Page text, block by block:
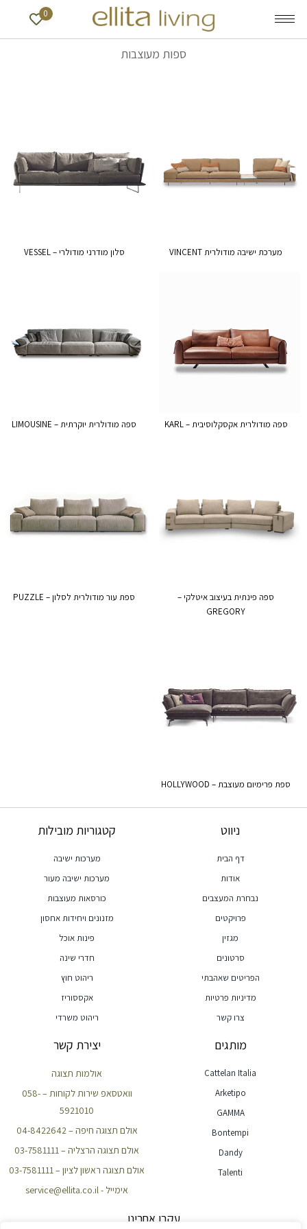
0
ספות מעוצבות
מערכת ישיבה מודולרית VINCENT סלון מודרני מודולרי – VESSEL
ספה מודולרית אקסקלוסיבית – KARL ספה מודולרית יוקרתית – LIMOUSINE
ספה פינתית בעיצוב איטלקי –
GREGORY
ספת עור מודולרית לסלון – PUZZLE
ספת פרימיום מעוצבת – HOLLYWOOD
ניווט
דף הבית
אודות
נבחרת המעצבים
פרויקטים
מגזין
סרטונים
הפריטים שאהבתי
מדיניות פרטיות
צרו קשר
קטגוריות מובילות
מערכות ישיבה
מערכות ישיבה מעור
כורסאות מעוצבות
מזנונים ויחידות אחסון
פינות אוכל
חדרי שינה
ריהוט חוץ
אקססוריז
ריהוט משרדי
מותגים
Cattelan Italia
Arketipo
GAMMA
Bontempi
Dandy
Talenti
יצירת קשר
אולמות תצוגה
וואטסאפ שירות לקוחות – 058-
5921010
אולם תצוגה חיפה – 04-8422642
אולם תצוגה הרצליה – 03-7581111
אולם תצוגה ראשון לציון – 03-7581111
אימייל - service@ellita.co.il
עקבו אחרינו